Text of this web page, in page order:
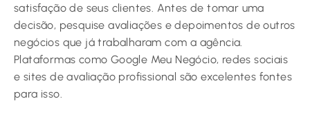
satisfação de seus clientes. Antes de tomar uma
decisão, pesquise avaliações e depoimentos de outros
negócios que já trabalharam com a agência.
Plataformas como Google Meu Negócio, redes sociais
e sites de avaliação profissional são excelentes fontes
para isso.